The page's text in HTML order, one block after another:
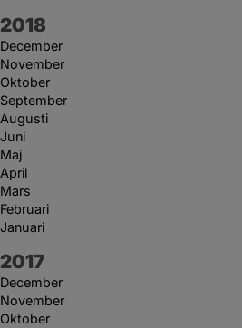
År:
2018
December
November
Oktober
September
Augusti
Juni
Maj
April
Mars
Februari
Januari
År:
2017
December
November
Oktober